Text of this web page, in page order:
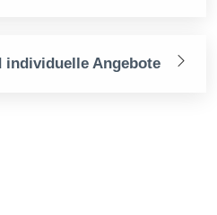
individuelle Angebote